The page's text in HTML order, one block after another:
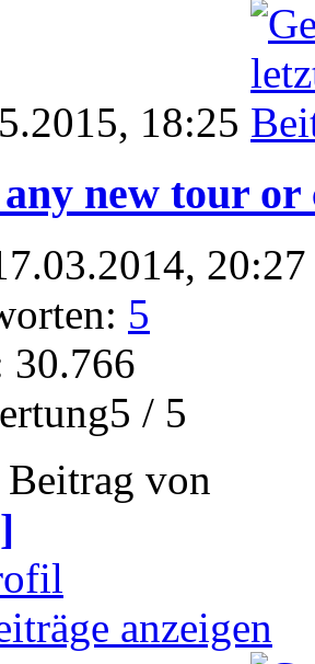
18:25
new tour or
5
30.766
/ 5
von
anzeigen